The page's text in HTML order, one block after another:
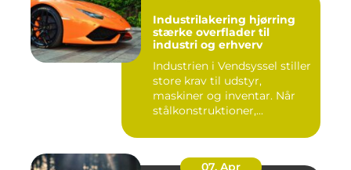
Industrilakering hjørring
stærke overflader til
industri og erhverv
Industrien i Vendsyssel stiller
store krav til udstyr,
maskiner og inventar. Når
stålkonstruktioner,...
07. Apr